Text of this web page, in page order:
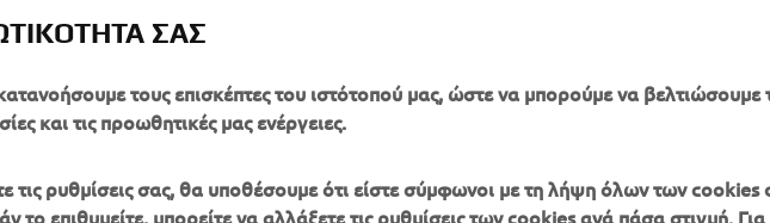
ΣΑΣ
τους επισκέπτες του ιστότοπού μας, ώστε να μπορούμε να βελτιώσουμε
και τις προωθητικές μας ενέργειες.
τις ρυθμίσεις σας, θα υποθέσουμε ότι είστε σύμφωνοι με τη λήψη όλων των cookies
το επιθυμείτε, μπορείτε να αλλάξετε τις ρυθμίσεις των cookies ανά πάσα στιγμή.